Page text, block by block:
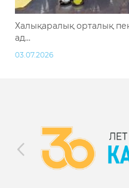
Халықаралық орталық
ад...
03.07.2026